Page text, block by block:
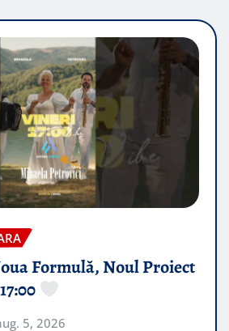
Formulă, Noul Proiect
5, 2026